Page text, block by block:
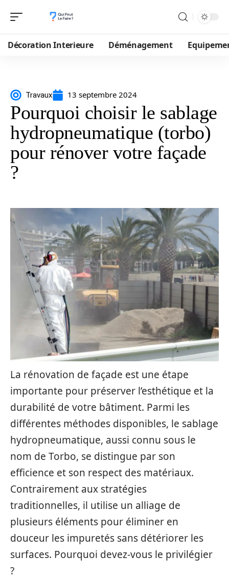
Décoration Interieure Déménagement
Travaux 13 septembre 2024
Pourquoi choisir le sablage
hydropneumatique (torbo)
pour rénover votre façade
?
La rénovation de façade est une étape
importante pour préserver l’esthétique et la
durabilité de votre bâtiment. Parmi les
différentes méthodes disponibles, le sablage
hydropneumatique, aussi connu sous le
nom de Torbo, se distingue par son
efficience et son respect des matériaux.
Contrairement aux stratégies
traditionnelles, il utilise un alliage de
plusieurs éléments pour éliminer en
douceur les impuretés sans détériorer les
surfaces. Pourquoi devez-vous le privilégier
?